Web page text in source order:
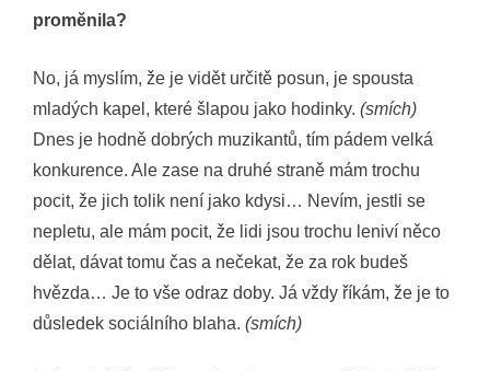
proměnila?
No, já myslím, že je vidět určitě posun, je spousta
mladých kapel, které šlapou jako hodinky. (smích)
Dnes je hodně dobrých muzikantů, tím pádem velká
konkurence. Ale zase na druhé straně mám trochu
pocit, že jich tolik není jako kdysi… Nevím, jestli se
nepletu, ale mám pocit, že lidi jsou trochu leniví něco
dělat, dávat tomu čas a nečekat, že za rok budeš
hvězda… Je to vše odraz doby. Já vždy říkám, že je to
důsledek sociálního blaha. (smích)